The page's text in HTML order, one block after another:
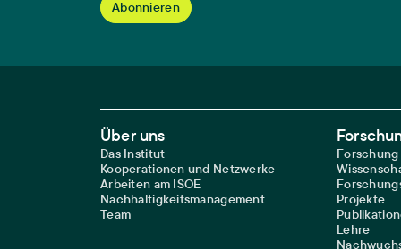
Footer Main Navigation
Über uns
Das Institut
Kooperationen und Netzwerke
Arbeiten am ISOE
Nachhaltigkeitsmanagement
Team
Forschung
Projekte
Lehre